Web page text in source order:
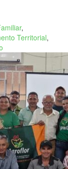
,
Territorial,